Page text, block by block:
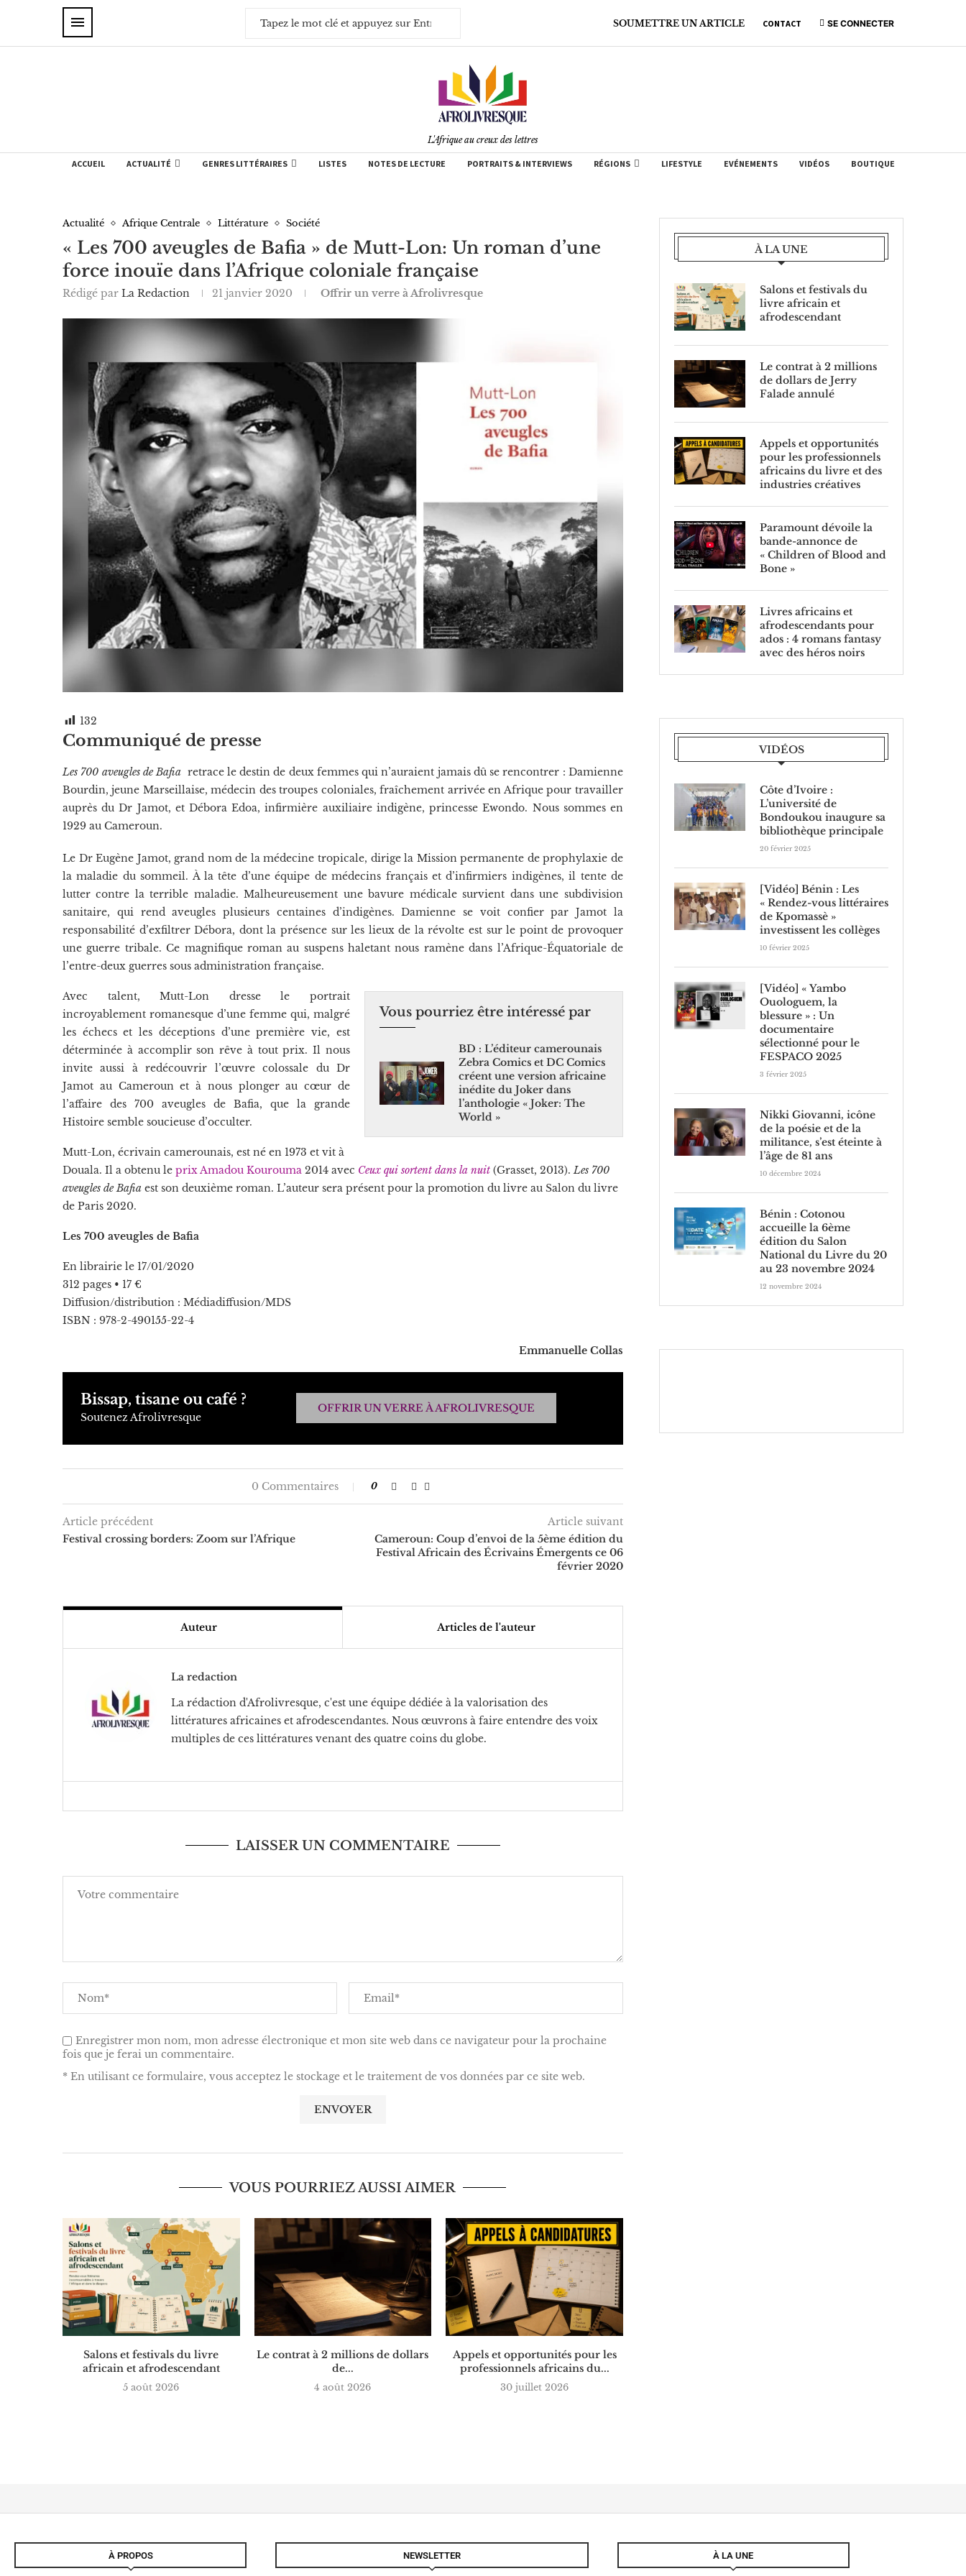
SOUMETTRE UN ARTICLE CONTACT SE CONNECTER
L'Afrique au creux des lettres
ACCUEIL ACTUALITÉ GENRES LITTÉRAIRES LISTES NOTES DE LECTURE PORTRAITS & INTERVIEWS RÉGIONS LIFESTYLE EVÉNEMENTS VIDÉOS BOUTIQUE
Actualité Afrique Centrale Littérature Société
« Les 700 aveugles de Bafia » de Mutt-Lon: Un roman d’une
force inouïe dans l’Afrique coloniale française
Rédigé par La Redaction 21 janvier 2020 Offrir un verre à Afrolivresque
132
Communiqué de presse
Les 700 aveugles de Bafia retrace le destin de deux femmes qui n’auraient jamais dû se rencontrer : Damienne
Bourdin, jeune Marseillaise, médecin des troupes coloniales, fraîchement arrivée en Afrique pour travailler
auprès du Dr Jamot, et Débora Edoa, infirmière auxiliaire indigène, princesse Ewondo. Nous sommes en
1929 au Cameroun.
Le Dr Eugène Jamot, grand nom de la médecine tropicale, dirige la Mission permanente de prophylaxie de
la maladie du sommeil. À la tête d’une équipe de médecins français et d’infirmiers indigènes, il tente de
lutter contre la terrible maladie. Malheureusement une bavure médicale survient dans une subdivision
sanitaire, qui rend aveugles plusieurs centaines d’indigènes. Damienne se voit confier par Jamot la
responsabilité d’exfiltrer Débora, dont la présence sur les lieux de la révolte est sur le point de provoquer
une guerre tribale. Ce magnifique roman au suspens haletant nous ramène dans l’Afrique-Équatoriale de
l’entre-deux guerres sous administration française.
Vous pourriez être intéressé par
BD : L’éditeur camerounais
Zebra Comics et DC Comics
créent une version africaine
inédite du Joker dans
l’anthologie « Joker: The
World »
Avec talent, Mutt-Lon dresse le portrait
incroyablement romanesque d’une femme qui, malgré
les échecs et les déceptions d’une première vie, est
déterminée à accomplir son rêve à tout prix. Il nous
invite aussi à redécouvrir l’œuvre colossale du Dr
Jamot au Cameroun et à nous plonger au cœur de
l’affaire des 700 aveugles de Bafia, que la grande
Histoire semble soucieuse d’occulter.
Mutt-Lon, écrivain camerounais, est né en 1973 et vit à
Douala. Il a obtenu le prix Amadou Kourouma 2014 avec Ceux qui sortent dans la nuit (Grasset, 2013).Les 700
aveugles de Bafia est son deuxième roman. L’auteur sera présent pour la promotion du livre au Salon du livre
de Paris 2020.
Les 700 aveugles de Bafia
En librairie le 17/01/2020
312 pages • 17 €
Diffusion/distribution : Médiadiffusion/MDS
ISBN : 978-2-490155-22-4
Emmanuelle Collas
Bissap, tisane ou café ?
Soutenez Afrolivresque
OFFRIR UN VERRE À AFROLIVRESQUE
0 Commentaires 0
Article précédent
Festival crossing borders: Zoom sur l’Afrique
Article suivant
Cameroun: Coup d’envoi de la 5ème édition du
Festival Africain des Écrivains Émergents ce 06
février 2020
Auteur Articles de l'auteur
La redaction
La rédaction d'Afrolivresque, c'est une équipe dédiée à la valorisation des
littératures africaines et afrodescendantes. Nous œuvrons à faire entendre des voix
multiples de ces littératures venant des quatre coins du globe.
LAISSER UN COMMENTAIRE
Enregistrer mon nom, mon adresse électronique et mon site web dans ce navigateur pour la prochaine
fois que je ferai un commentaire.
* En utilisant ce formulaire, vous acceptez le stockage et le traitement de vos données par ce site web.
VOUS POURRIEZ AUSSI AIMER
Salons et festivals du livre
africain et afrodescendant
5 août 2026
Le contrat à 2 millions de dollars
de...
4 août 2026
Appels et opportunités pour les
professionnels africains du...
30 juillet 2026
À LA UNE
Salons et festivals du
livre africain et
afrodescendant
Le contrat à 2 millions
de dollars de Jerry
Falade annulé
Appels et opportunités
pour les professionnels
africains du livre et des
industries créatives
Paramount dévoile la
bande-annonce de
« Children of Blood and
Bone »
Livres africains et
afrodescendants pour
ados : 4 romans fantasy
avec des héros noirs
VIDÉOS
Côte d’Ivoire :
L’université de
Bondoukou inaugure sa
bibliothèque principale
20 février 2025
[Vidéo] Bénin : Les
« Rendez-vous littéraires
de Kpomassè »
investissent les collèges
10 février 2025
[Vidéo] « Yambo
Ouologuem, la
blessure » : Un
documentaire
sélectionné pour le
FESPACO 2025
3 février 2025
Nikki Giovanni, icône
de la poésie et de la
militance, s’est éteinte à
l’âge de 81 ans
10 décembre 2024
Bénin : Cotonou
accueille la 6ème
édition du Salon
National du Livre du 20
au 23 novembre 2024
12 novembre 2024
À PROPOS NEWSLETTER À LA UNE